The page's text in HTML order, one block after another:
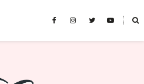
˟
THIS BLOG